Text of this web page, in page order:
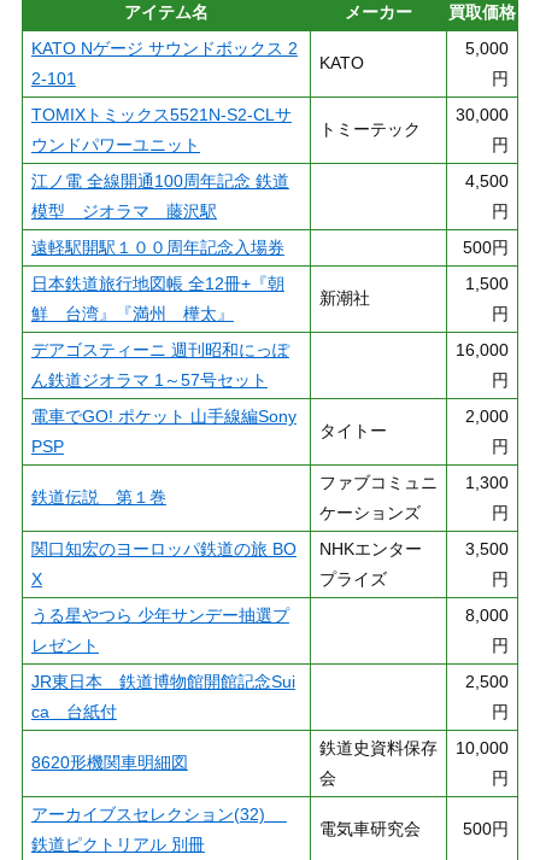
アイテム名 メーカー
買取価格
KATO Nゲージ サウンドボックス 2
2-101
KATO
5,000
円
TOMIXトミックス5521N-S2-CLサ
ウンドパワーユニット
トミーテック
30,000
円
江ノ電 全線開通100周年記念 鉄道
模型 ジオラマ 藤沢駅
4,500
円
遠軽駅開駅１００周年記念入場券
500円
日本鉄道旅行地図帳 全12冊+『朝
鮮 台湾』『満州 樺太』
新潮社
1,500
円
デアゴスティーニ 週刊昭和にっぽ
ん鉄道ジオラマ 1～57号セット
16,000
円
電車でGO! ポケット 山手線編Sony
PSP
タイトー
2,000
円
鉄道伝説 第１巻
ファブコミュニ
ケーションズ
1,300
円
関口知宏のヨーロッパ鉄道の旅 BO
X
NHKエンター
プライズ
3,500
円
うる星やつら 少年サンデー抽選プ
レゼント
8,000
円
JR東日本 鉄道博物館開館記念Sui
ca 台紙付
2,500
円
8620形機関車明細図
鉄道史資料保存
会
10,000
円
アーカイブスセレクション(32)
鉄道ピクトリアル 別冊
電気車研究会 500円